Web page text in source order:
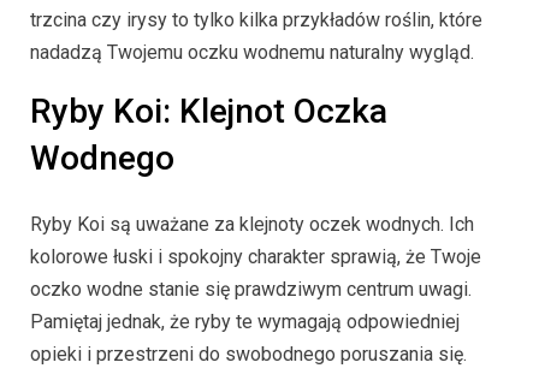
trzcina czy irysy to tylko kilka przykładów roślin, które
nadadzą Twojemu oczku wodnemu naturalny wygląd.
Ryby Koi: Klejnot Oczka
Wodnego
Ryby Koi są uważane za klejnoty oczek wodnych. Ich
kolorowe łuski i spokojny charakter sprawią, że Twoje
oczko wodne stanie się prawdziwym centrum uwagi.
Pamiętaj jednak, że ryby te wymagają odpowiedniej
opieki i przestrzeni do swobodnego poruszania się.